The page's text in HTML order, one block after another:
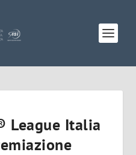
League Italia